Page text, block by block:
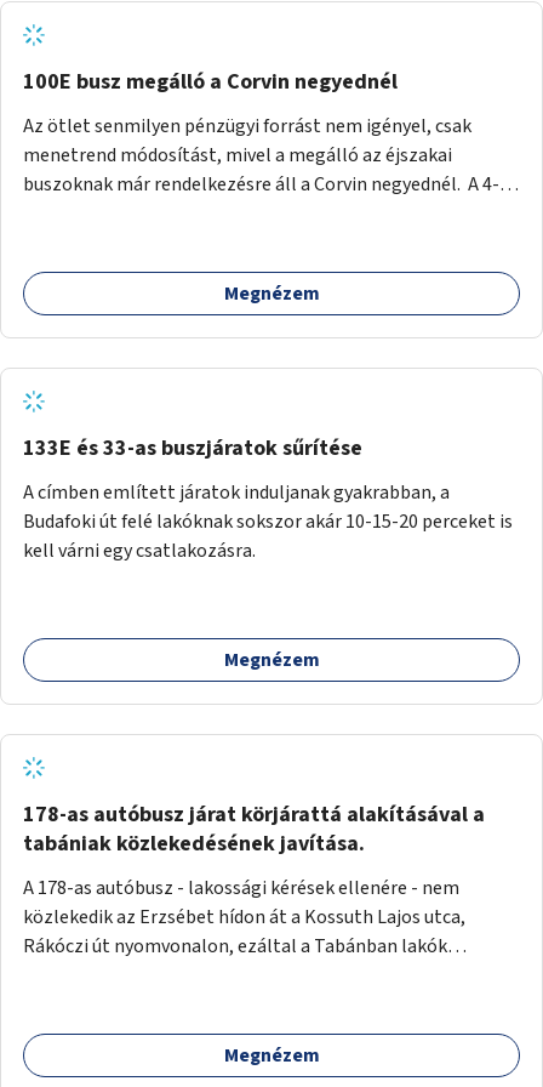
tud állni a megállóba. A környéken a tömegközlekedés
csúcsidőben már most is fullos, a Bosnyák téri beruházások
befejeztével hatványozódni fog az utazási igény.
100E busz megálló a Corvin negyednél
Az ötlet senmilyen pénzügyi forrást nem igényel, csak
menetrend módosítást, mivel a megálló az éjszakai
buszoknak már rendelkezésre áll a Corvin negyednél. A 4-es
ha a 100E reptéri busz a Corvin negyed metrómegállónál is
megállna - főleg éjjel, amikor a metró nem jár, és a 200E
nem hosszabbítaná meg sokkal, a 4-6 vonalán lakóknak
viszont a Kálvin tér-Corvin negyed utat megspórolva 10-15
perccel rövidítheti az utazási idejét.
Megnézem
133E és 33-as buszjáratok sűrítése
A címben említett járatok induljanak gyakrabban, a
Budafoki út felé lakóknak sokszor akár 10-15-20 perceket is
kell várni egy csatlakozásra.
Megnézem
178-as autóbusz járat körjárattá alakításával a
tabániak közlekedésének javítása.
A 178-as autóbusz - lakossági kérések ellenére - nem
közlekedik az Erzsébet hídon át a Kossuth Lajos utca,
Rákóczi út nyomvonalon, ezáltal a Tabánban lakók
járattal feljutni a Naphegyre, ahol iskola és óvoda is van a
körzetben élők számára. Megoldás lenne, ha a 178-as
Megnézem